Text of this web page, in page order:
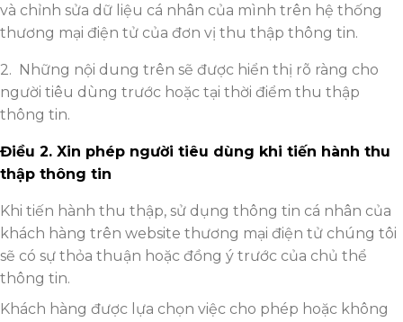
và chỉnh sửa dữ liệu cá nhân của mình trên hệ thống
thương mại điện tử của đơn vị thu thập thông tin.
2. Những nội dung trên sẽ được hiển thị rõ ràng cho
người tiêu dùng trước hoặc tại thời điểm thu thập
thông tin.
Điều 2. Xin phép người tiêu dùng khi tiến hành thu
thập thông tin
Khi tiến hành thu thập, sử dụng thông tin cá nhân của
khách hàng trên website thương mại điện tử chúng tôi
sẽ có sự thỏa thuận hoặc đồng ý trước của chủ thể
thông tin.
Khách hàng được lựa chọn việc cho phép hoặc không